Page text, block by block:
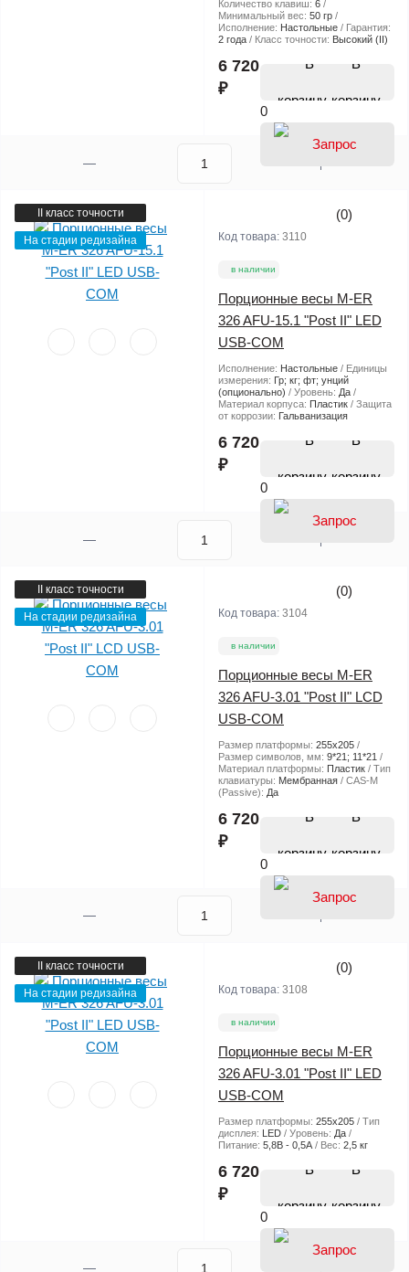
Количество клавиш: 6
Минимальный вес: 50 гр
Исполнение: Настольные
Гарантия:
2 года
Класс точности: Высокий (II)
6 720
₽
В
корзину
0
II класс точности
На стадии редизайна
(0)
Код товара: 3110
в наличии
Порционные весы M-ER
326 AFU-15.1 "Post II" LED
USB-COM
Исполнение: Настольные
Единицы
измерения: Гр; кг; фт; унций
(опционально)
Уровень: Да
Материал корпуса: Пластик
Защита
от коррозии: Гальванизация
6 720
₽
В
корзину
0
II класс точности
На стадии редизайна
(0)
Код товара: 3104
в наличии
Порционные весы M-ER
326 AFU-3.01 "Post II" LCD
USB-COM
Размер платформы: 255х205
Размер символов, мм: 9*21; 11*21
Материал платформы: Пластик
Тип
клавиатуры: Мембранная
СAS-M
(Passive): Да
6 720
₽
В
корзину
0
II класс точности
На стадии редизайна
(0)
Код товара: 3108
в наличии
Порционные весы M-ER
326 AFU-3.01 "Post II" LED
USB-COM
Размер платформы: 255х205
Тип
дисплея: LED Уровень: Да
Питание: 5,8В - 0,5А Вес: 2,5 кг
6 720
₽
В
корзину
0